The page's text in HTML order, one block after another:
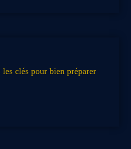
clés pour bien préparer